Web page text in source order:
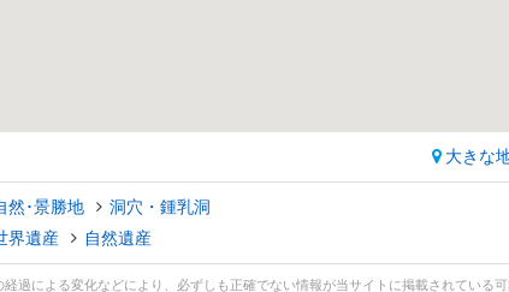
大きな
然･景勝地
洞穴・鍾乳洞
界遺産 自然遺産
過による変化などにより、必ずしも正確でない情報が当サイトに掲載されている可